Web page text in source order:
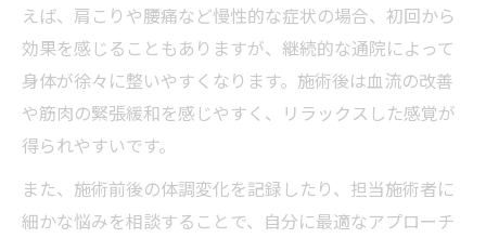
整骨院鍼灸ケアの始め方と注意点まとめ
美容と健康を支える整骨院による施術法の極意
整骨院鍼灸施術が美容と健康に与える影響
術
えば、肩こりや腰痛など慢性的な症状の場合、初回から
効果を感じることもありますが、継続的な通院によって
身体が徐々に整いやすくなります。施術後は血流の改善
や筋肉の緊張緩和を感じやすく、リラックスした感覚が
得られやすいです。
また、施術前後の体調変化を記録したり、担当施術者に
細かな悩みを相談することで、自分に最適なアプローチ